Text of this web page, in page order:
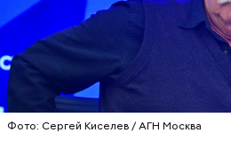
Фото: Сергей Киселев / АГН Москва